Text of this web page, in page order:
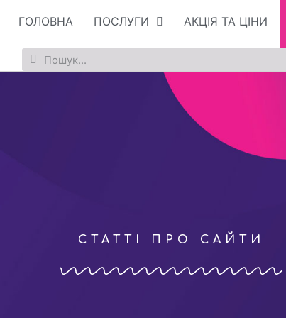
ГОЛОВНА ПОСЛУГИ АКЦІЯ ТА ЦІНИ
СТАТТІ ПРО САЙТИ